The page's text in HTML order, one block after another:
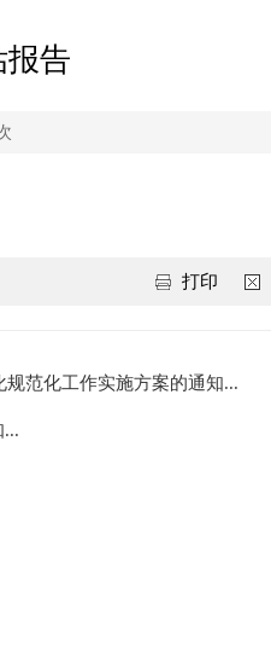
报告
打印
范化工作实施方案的通知...
...